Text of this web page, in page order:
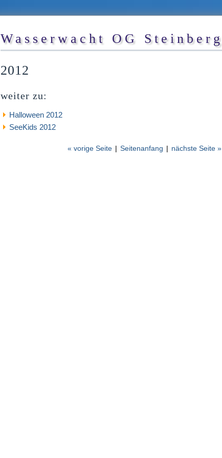
Wasserwacht OG Steinberg
2012
weiter zu:
Halloween 2012
SeeKids 2012
« vorige Seite | Seitenanfang | nächste Seite »